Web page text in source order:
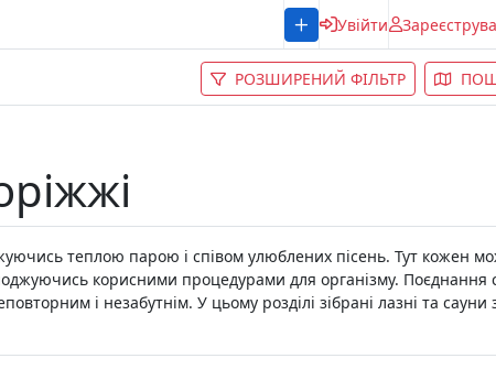
Увійти
РОЗШИРЕНИЙ ФІЛЬТР
теплою парою і співом улюблених пісень. Тут кожен
корисними процедурами для організму. Поєднання
і незабутнім. У цьому розділі зібрані лазні та сауни